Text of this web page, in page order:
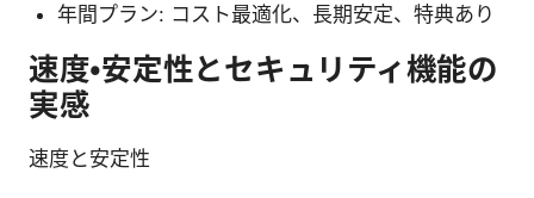
年間プラン: コスト最適化、長期安定、特典あり
速度・安定性とセキュリティ機能の
実感
速度と安定性